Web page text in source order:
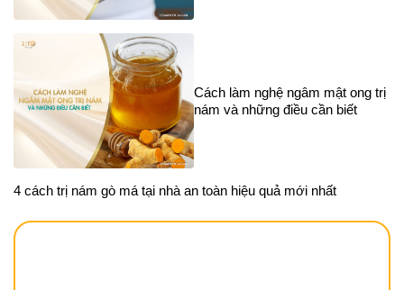
Cách làm nghệ ngâm mật ong trị
nám và những điều cần biết
4 cách trị nám gò má tại nhà an toàn hiệu quả mới nhất